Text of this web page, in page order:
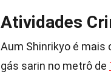
Atividades
Aum Shinrikyo é
gás sarin no metrô de